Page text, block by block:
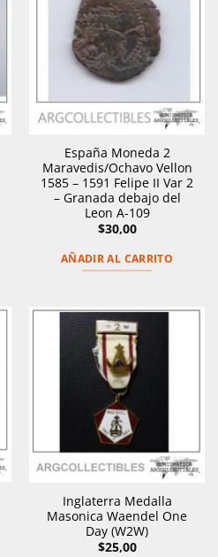
España Moneda 2
Maravedis/Ochavo Vellon
1585 – 1591 Felipe II Var 2
– Granada debajo del
Leon A-109
$30,00
AÑADIR AL CARRITO
Inglaterra Medalla
Masonica Waendel One
Day (W2W)
$25,00